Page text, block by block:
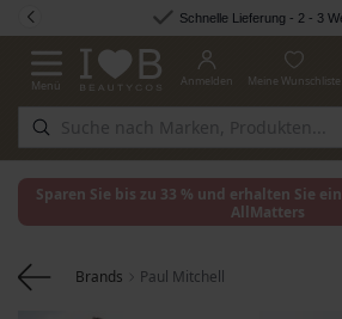
Zum Inhalt springen Schnelle Lieferung - 2 - 3
Navigation umschalten
Menü Anmelden Meine Wunschliste
Sparen Sie bis zu 33 % und erhalten Sie
AllMatters
Brands Paul Mitchell